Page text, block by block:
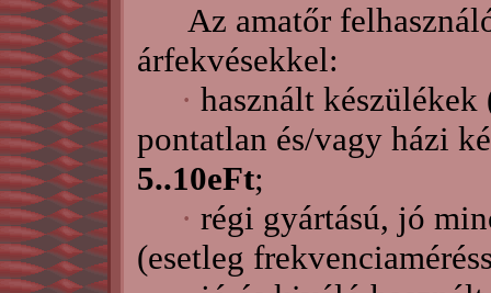
Az amatőr
árfekvésekkel:
· használt készülékek
pontatlan és/vagy házi
5..10eFt;
· régi gyártású, jó
(esetleg